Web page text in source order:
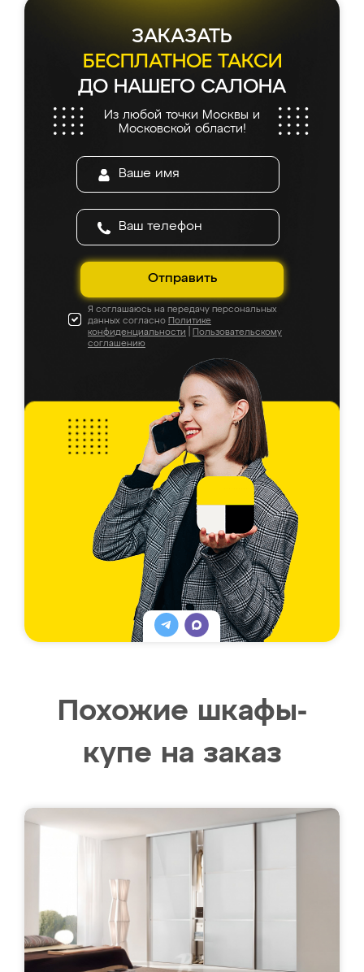
ЗАКАЗАТЬ
БЕСПЛАТНОЕ ТАКСИ
ДО НАШЕГО САЛОНА
Из любой точки Москвы и
Московской области!
Отправить
Я соглашаюсь на передачу персональных
данных согласно Политике
конфиденциальности
Пользовательскому
соглашению
Похожие шкафы-
купе на заказ